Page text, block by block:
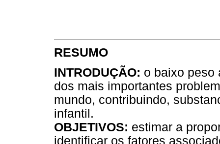
RESUMO
INTRODUÇÃO: o baixo peso
dos mais importantes
mundo, contribuindo,
infantil.
OBJETIVOS: estimar a
identificar os fatores